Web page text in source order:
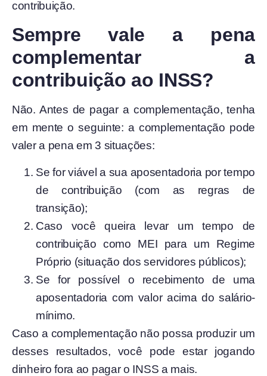
contribuição.
Sempre vale a pena
complementar a
contribuição ao INSS?
Não. Antes de pagar a complementação, tenha
em mente o seguinte: a complementação pode
valer a pena em 3 situações:
Se for viável a sua aposentadoria por tempo
de contribuição (com as regras de
transição);
Caso você queira levar um tempo de
contribuição como MEI para um Regime
Próprio (situação dos servidores públicos);
Se for possível o recebimento de uma
aposentadoria com valor acima do salário-
mínimo.
Caso a complementação não possa produzir um
desses resultados, você pode estar jogando
dinheiro fora ao pagar o INSS a mais.